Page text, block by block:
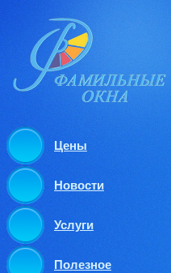
Цены
Новости
Услуги
Полезное